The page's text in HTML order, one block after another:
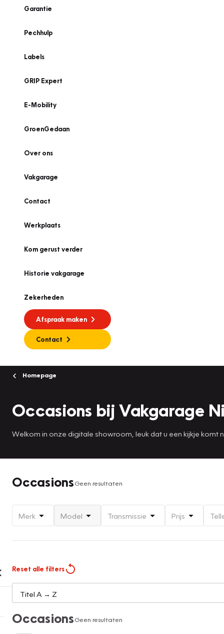
Garantie
Pechhulp
Labels
GRIP Expert
E-Mobility
GroenGedaan
Over ons
Vakgarage
Contact
Werkplaats
Kom gerust verder
Historie vakgarage
Zekerheden
Afspraak maken
Contact
Homepage
Occasions bij Vakgarage
Welkom in onze digitale showroom, leuk dat u een kijkje komt
OccasionsGeen resultaten
Merk Model Transmissie Prijs
Reset alle filters
OccasionsGeen resultaten